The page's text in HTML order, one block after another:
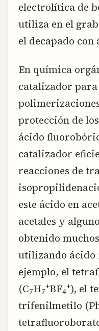
electrolítica de
utiliza en el
el decapado con
En química
catalizador
protección de
ácido
catalizador
reacciones de
este ácido en
acetales y
obtenido
utilizando
ejemplo, el
(C7H7
+BF4
+), el
trifenilmetilo